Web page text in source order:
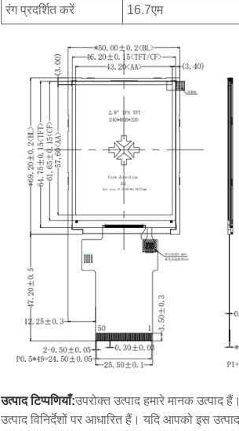
रंग प्रदर्शित करें 16.7एम
उत्पाद टिप्पणियाँ:उपरोक्त उत्पाद हमारे मानक उत्पाद
उत्पाद विनिर्देशों पर आधारित हैं। यदि आपको इस